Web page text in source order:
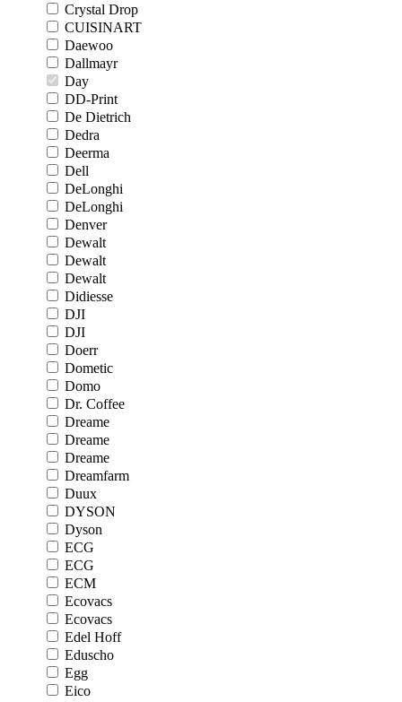
Crystal Drop
CUISINART
Daewoo
Dallmayr
Day
DD-Print
De Dietrich
Dedra
Deerma
Dell
DeLonghi
DeLonghi
Denver
Dewalt
Dewalt
Dewalt
Didiesse
DJI
DJI
Doerr
Dometic
Domo
Dr. Coffee
Dreame
Dreame
Dreame
Dreamfarm
Duux
DYSON
Dyson
ECG
ECG
ECM
Ecovacs
Ecovacs
Edel Hoff
Eduscho
Egg
Eico